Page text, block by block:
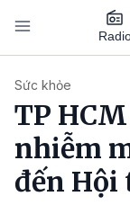
Nhảy đến nội dung
Sức khỏe
TP
nhiễm
đến Hội